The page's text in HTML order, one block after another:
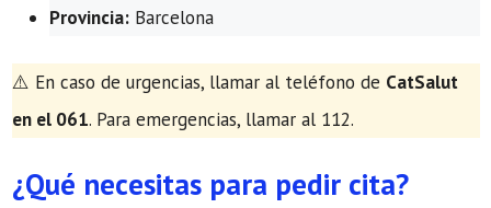
Provincia: Barcelona
​⚠️ En caso de urgencias, llamar al teléfono de CatSalut
en el 061. Para emergencias, llamar al 112.
¿Qué necesitas para pedir cita?